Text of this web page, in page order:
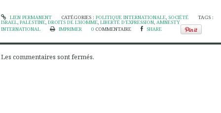
LIEN PERMANENT CATÉGORIES : POLITIQUE INTERNATIONALE, SOCIÉTÉ TAGS :
ISRAEL, PALESTINE, DROITS DE L'HOMME, LIBERTÉ D'EXPRESSION, AMNESTY
INTERNATIONAL
IMPRIMER 0 COMMENTAIRE SHARE
Les commentaires sont fermés.